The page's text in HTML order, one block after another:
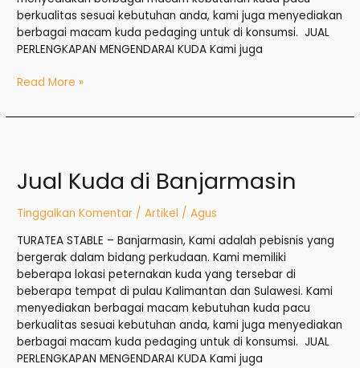
berkualitas sesuai kebutuhan anda, kami juga menyediakan
berbagai macam kuda pedaging untuk di konsumsi. JUAL
PERLENGKAPAN MENGENDARAI KUDA Kami juga
Read More »
Jual Kuda di Banjarmasin
Tinggalkan Komentar /Artikel /Agus
TURATEA STABLE – Banjarmasin, Kami adalah pebisnis yang
bergerak dalam bidang perkudaan. Kami memiliki
beberapa lokasi peternakan kuda yang tersebar di
beberapa tempat di pulau Kalimantan dan Sulawesi. Kami
menyediakan berbagai macam kebutuhan kuda pacu
berkualitas sesuai kebutuhan anda, kami juga menyediakan
berbagai macam kuda pedaging untuk di konsumsi. JUAL
PERLENGKAPAN MENGENDARAI KUDA Kami juga
di
Banjarmasin